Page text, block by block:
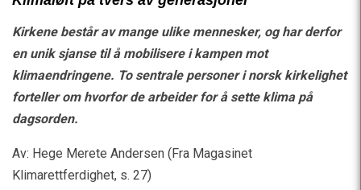
Kirkene består av mange ulike mennesker, og har derfor
en unik sjanse til å mobilisere i kampen mot
klimaendringene. To sentrale personer i norsk kirkelighet
forteller om hvorfor de arbeider for å sette klima på
dagsorden.
Av: Hege Merete Andersen (Fra Magasinet
Klimarettferdighet, s. 27)